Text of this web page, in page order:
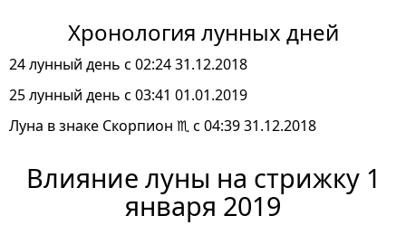
Хронология лунных дней
24 лунный день с 02:24 31.12.2018
25 лунный день с 03:41 01.01.2019
Луна в знаке Скорпион ♏ с 04:39 31.12.2018
Влияние луны на стрижку 1
января 2019